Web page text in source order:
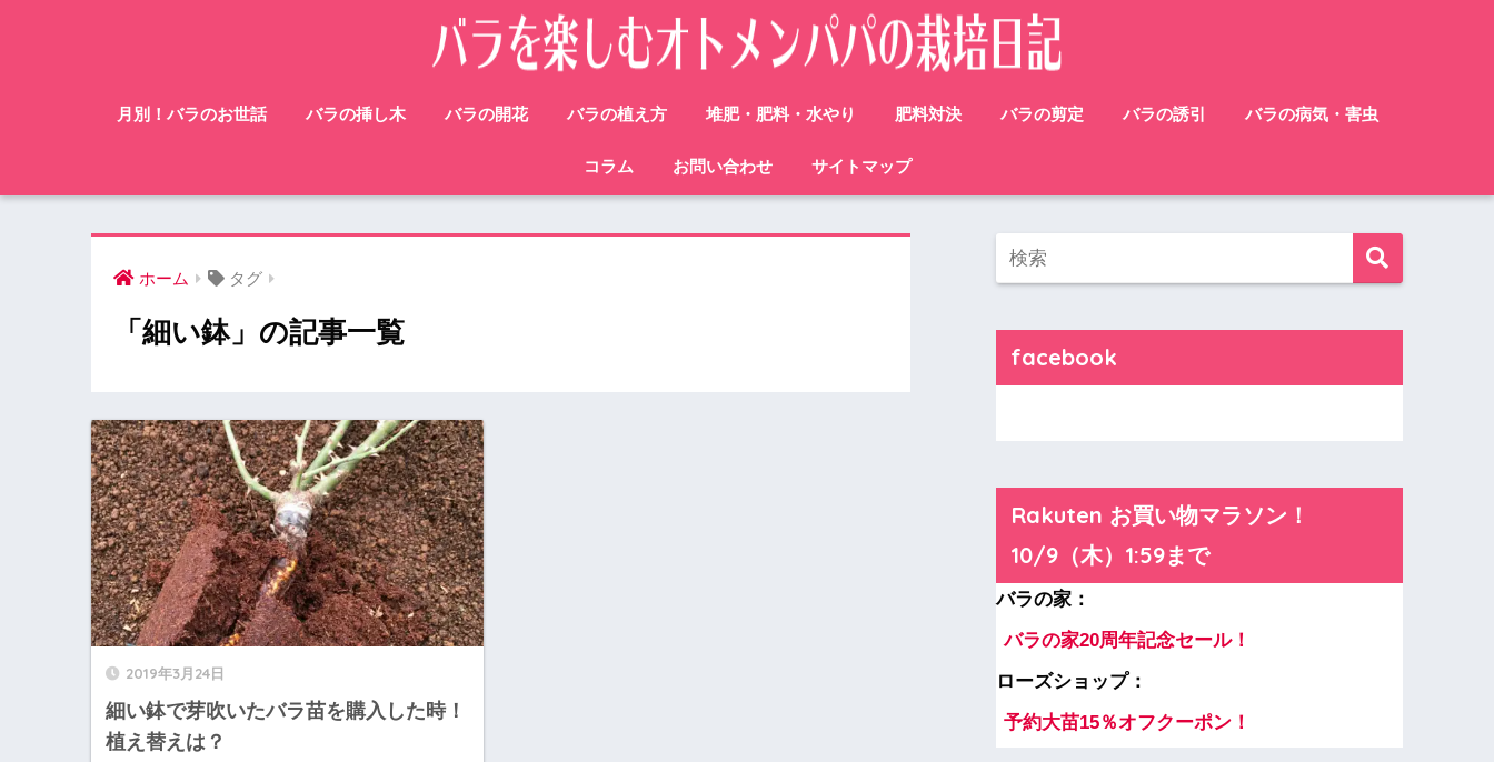
月別！バラのお世話 バラの挿し木 バラの開花 バラの植え方 堆肥・肥料・水やり 肥料対決 バラの剪定 バラの誘引 バラの病気・害虫
コラム お問い合わせ サイトマップ
ホーム タグ
「細い鉢」の記事一覧
2019年3月24日
細い鉢で芽吹いたバラ苗を購入した時！
植え替えは？
facebook
Rakuten お買い物マラソン！
10/9（木）1:59まで
バラの家：
バラの家20周年記念セール！
ローズショップ：
予約大苗15％オフクーポン！